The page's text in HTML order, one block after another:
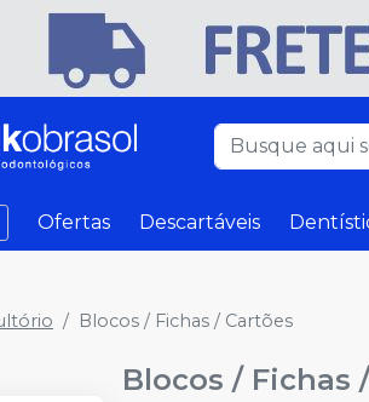
Ofertas Descartáveis
Blocos / Fichas / Cartões
Blocos / Fichas